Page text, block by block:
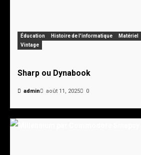
Éducation Histoire de l'informatique Matériel
Vintage
Sharp ou Dynabook
admin août 11, 2025 0